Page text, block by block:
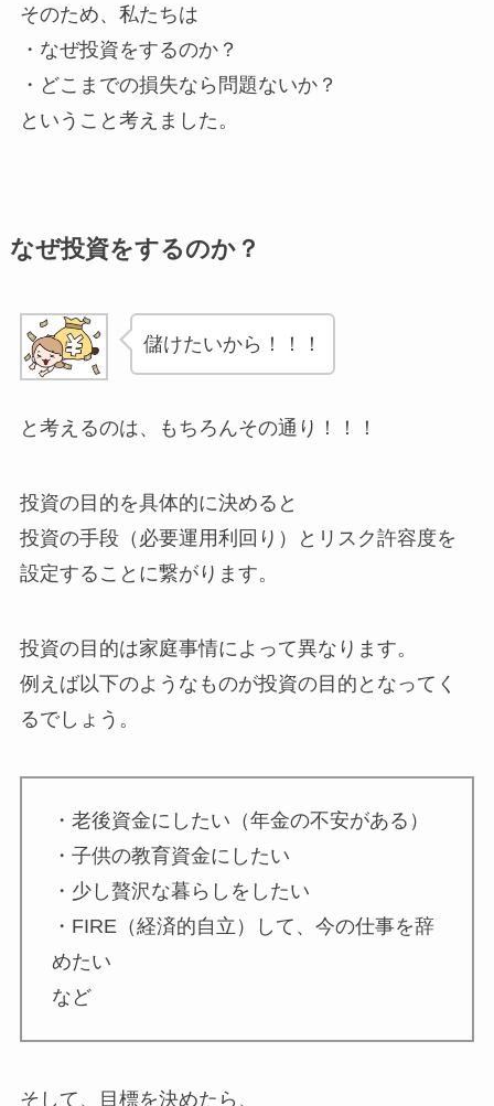
そのため、私たちは
・なぜ投資をするのか？
・どこまでの損失なら問題ないか？
ということ考えました。
なぜ投資をするのか？
儲けたいから！！！
と考えるのは、もちろんその通り！！！
投資の目的を具体的に決めると
投資の手段（必要運用利回り）とリスク許容度を
設定することに繋がります。
投資の目的は家庭事情によって異なります。
例えば以下のようなものが投資の目的となってく
るでしょう。
・老後資金にしたい（年金の不安がある）
・子供の教育資金にしたい
・少し贅沢な暮らしをしたい
・FIRE（経済的自立）して、今の仕事を辞
めたい
など
そして、目標を決めたら、